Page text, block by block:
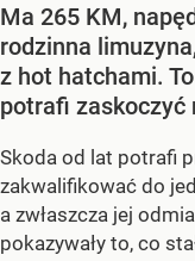
Ma 265 KM,
rodzinna
z hot hatchami.
potrafi zaskoczyć
Skoda od lat potrafi
zakwalifikować do
a zwłaszcza jej
pokazywały to, co